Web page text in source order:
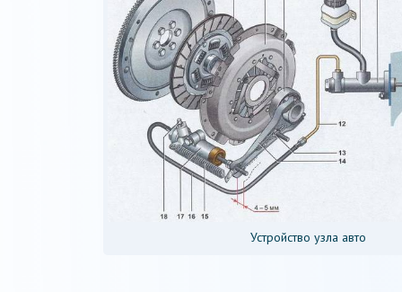
Устройство узла авто